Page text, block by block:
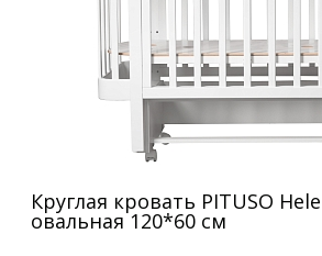
Круглая кровать PITUSO
овальная 120*60 см